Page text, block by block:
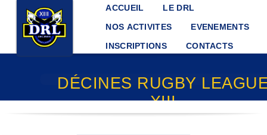
ACCUEIL
LE DRL
NOS ACTIVITES
EVENEMENTS
INSCRIPTIONS
CONTACTS
DÉCINES RUGBY
XIII
Panneau de gestion des cookies